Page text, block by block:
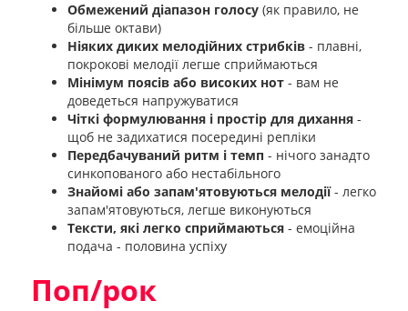
Обмежений діапазон голосу(як правило, не
більше октави)
Ніяких диких мелодійних стрибків- плавні,
покрокові мелодії легше сприймаються
Мінімум поясів або високих нот- вам не
доведеться напружуватися
Чіткі формулювання і простір для дихання-
щоб не задихатися посередині репліки
Передбачуваний ритм і темп - нічого занадто
синкопованого або нестабільного
Знайомі або запам'ятовуються мелодії- легко
запам'ятовуються, легше виконуються
Тексти, які легко сприймаються- емоційна
подача - половина успіху
Поп/рок